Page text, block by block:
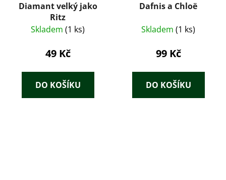
Diamant velký jako
Ritz
Skladem (1 ks)
49 Kč
DO KOŠÍKU
Dafnis a Chloë
Skladem (1 ks)
99 Kč
DO KOŠÍKU